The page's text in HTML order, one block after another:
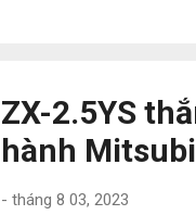
ZX-2.5YS
hành
- tháng 8 03, 2023